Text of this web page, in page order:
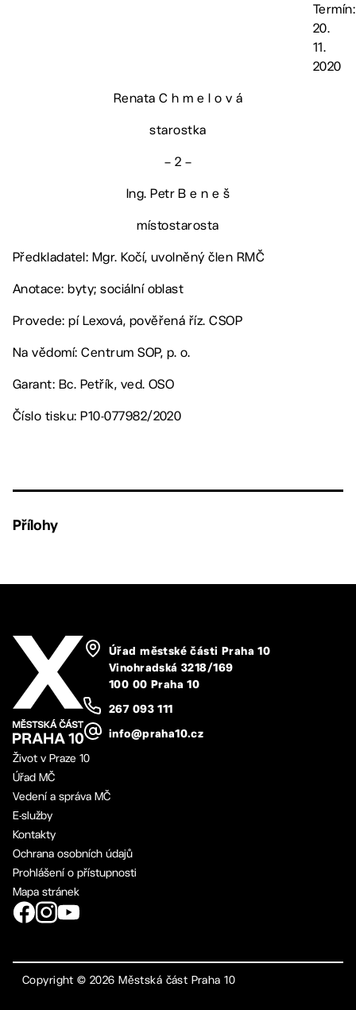
Termín:
20.
11.
2020
Renata C h m e l o v á
starostka
– 2 –
Ing. Petr B e n e š
místostarosta
Předkladatel: Mgr. Kočí, uvolněný člen RMČ
Anotace: byty; sociální oblast
Provede: pí Lexová, pověřená říz. CSOP
Na vědomí: Centrum SOP, p. o.
Garant: Bc. Petřík, ved. OSO
Číslo tisku: P10-077982/2020
Přílohy
Úřad městské části Praha 10
Vinohradská 3218/169
100 00 Praha 10
267 093 111
info@praha10.cz
Život v Praze 10
Úřad MČ
Vedení a správa MČ
E-služby
Kontakty
Ochrana osobních údajů
Prohlášení o přístupnosti
Mapa stránek
Copyright ©2026 Městská část Praha 10